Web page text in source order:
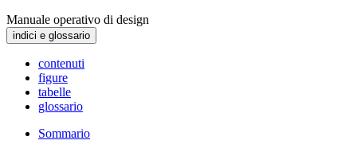
Manuale operativo di design
indici e glossario
contenuti
figure
tabelle
glossario
Sommario